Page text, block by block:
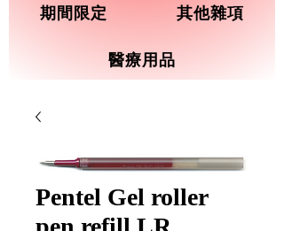
期間限定 其他雜項
醫療用品
Pentel Gel roller